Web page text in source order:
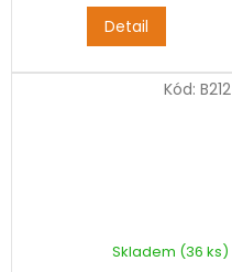
Detail
Skladem (36 ks)
Kód: B212